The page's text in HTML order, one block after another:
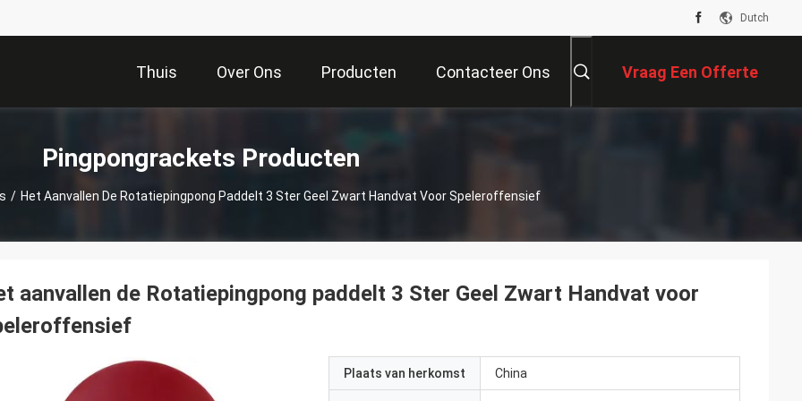
Dutch
Thuis Over Ons Producten Contacteer Ons Vraag Een Offerte
Pingpongrackets Producten
/ Het Aanvallen De Rotatiepingpong Paddelt 3 Ster Geel Zwart Handvat Voor Speleroffensief
aanvallen de Rotatiepingpong paddelt 3 Ster Geel Zwart Handvat voor
Plaats van herkomst China